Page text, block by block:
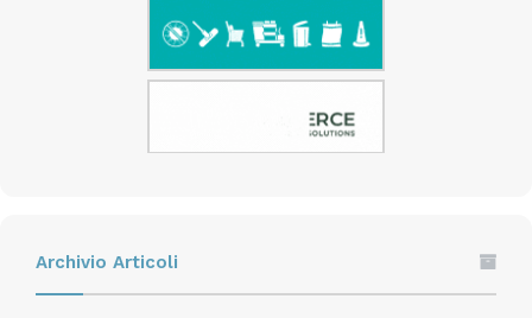
Archivio Articoli